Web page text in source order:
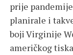
prije
planirale i
boji Virginije
američkog